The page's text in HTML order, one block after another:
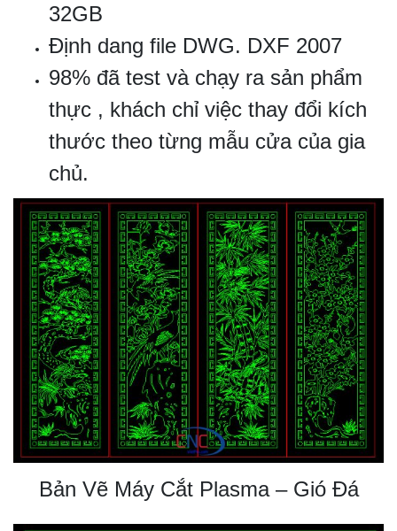
32GB
Định dang file DWG. DXF 2007
98% đã test và chạy ra sản phẩm
thực , khách chỉ việc thay đổi kích
thước theo từng mẫu cửa của gia
chủ.
Bản Vẽ Máy Cắt Plasma – Gió Đá